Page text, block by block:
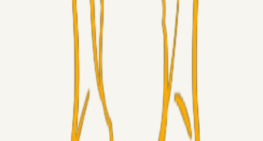
Superliga-truppen
03. aug. 2026
Kunne Sami Jalal være den næste offensive brik? 🤔💛💙
03. aug. 2026
Superliga-truppen
RasmusStephansen
03. aug. 2026
Olti Hyseni, Bliver Brøndbys Største Salg